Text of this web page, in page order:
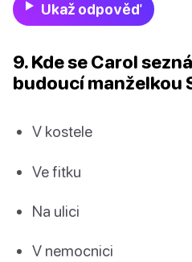
Ukaž odpověď
9. Kde se Carol
budoucí manželkou
V kostele
Ve fitku
Na ulici
V nemocnici